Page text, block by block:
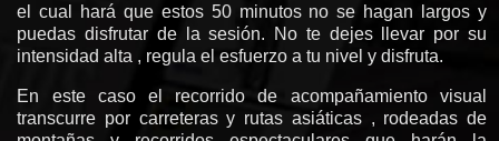
el cual hará que estos 50 minutos no se hagan largos y
puedas disfrutar de la sesión. No te dejes llevar por su
intensidad alta , regula el esfuerzo a tu nivel y disfruta.
En este caso el recorrido de acompañamiento visual
transcurre por carreteras y rutas asiáticas , rodeadas de